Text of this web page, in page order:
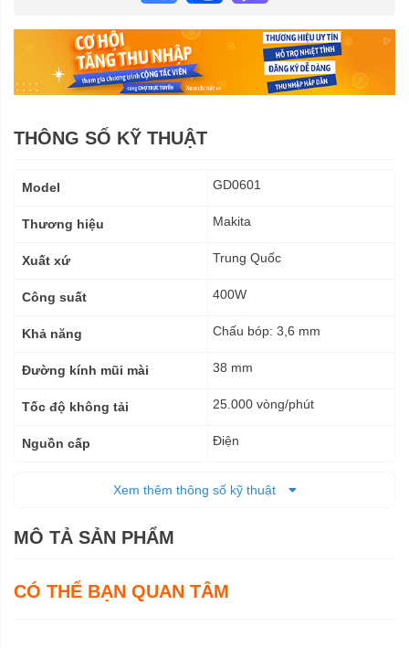
THÔNG SỐ KỸ THUẬT
kỹ
Model GD0601
Thương hiệu Makita
Xuất xứ Trung Quốc
Công suất 400W
Khả năng Chấu bóp: 3,6 mm
Đường kính mũi mài 38 mm
Tốc độ không tải 25.000 vòng/phút
Nguồn cấp Điện
Bảo hành 6 tháng
Xem thêm thông số kỹ thuật
MÔ TẢ SẢN PHẨM
CÓ THỂ BẠN QUAN TÂM